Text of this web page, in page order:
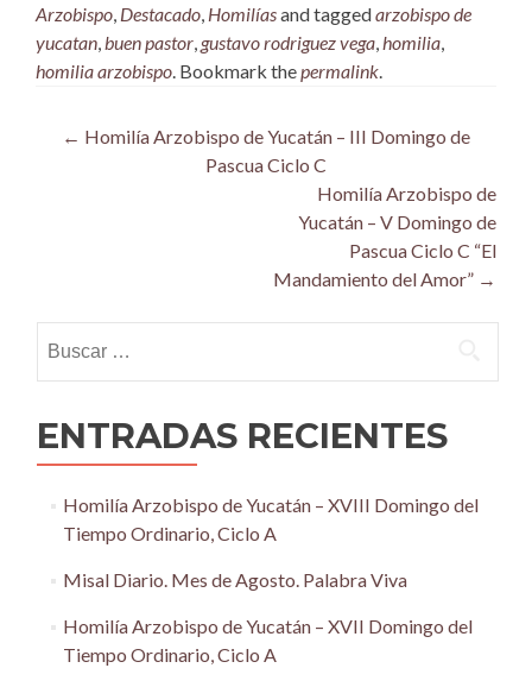
Arzobispo Destacado Homilíasand taggedarzobispo de
yucatan buen pastor gustavo rodriguez vega homilia
homilia arzobispo . Bookmark the permalink
Post
navigation
← Homilía Arzobispo de Yucatán – III Domingo de
Pascua Ciclo C
Homilía Arzobispo de
Yucatán – V Domingo de
Pascua Ciclo C “El
Mandamiento del Amor” →
ENTRADAS RECIENTES
Homilía Arzobispo de Yucatán – XVIII Domingo del
Tiempo Ordinario, Ciclo A
Misal Diario. Mes de Agosto. Palabra Viva
Homilía Arzobispo de Yucatán – XVII Domingo del
Tiempo Ordinario, Ciclo A